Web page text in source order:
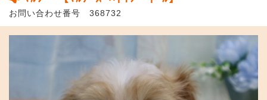
お問い合わせ番号 368732